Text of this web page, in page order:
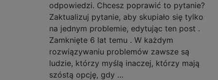
odpowiedzi. Chcesz poprawić to pytanie?
Zaktualizuj pytanie, aby skupiało się tylko
na jednym problemie, edytując ten post .
Zamknięte 6 lat temu . W każdym
rozwiązywaniu problemów zawsze są
ludzie, którzy myślą inaczej, którzy mają
szóstą opcję, gdy …